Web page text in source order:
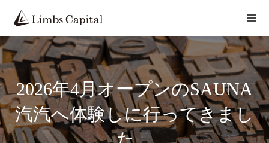
2026年4月オープンのSAUNA
汽汽へ体験しに行ってきまし
た。